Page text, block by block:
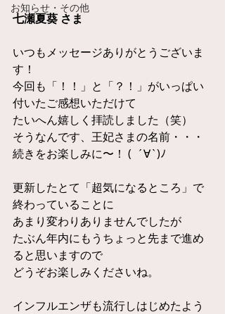
お知らせ・その他
七瀬夏葵 さま
いつもメッセージありがとうございま
す！
今回も「！！」と「？！」がいっぱい
付いたご感想いただけて
たいへん嬉しく拝読しました（笑）
そうなんです、王妃さまの名前・・・
続きをお楽しみに〜！ (  ´∀`)ﾉ
更新したとて「超気になるところ」で
終わっていることに
あまり変わりありませんでしたが
たぶん年内にもうちょっと先まで進め
ると思いますので
どうぞお楽しみくださいね。
インフルエンザも流行しはじめたよう